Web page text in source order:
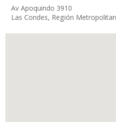
Av Apoquindo 3910
Las Condes, Región